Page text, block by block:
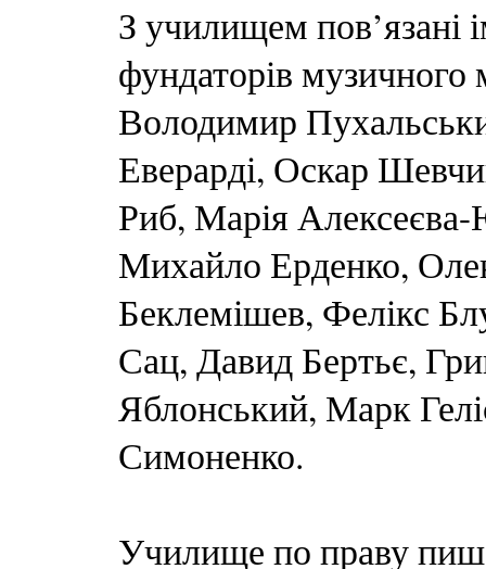
З училищем пов’язані
фундаторів
Володимир
Еверарді, Оскар
Риб, Марія
Михайло Ерденко,
Беклемішев, Фелікс
Сац, Давид Бертьє,
Яблонський, Марк
Симоненко.
Училище по праву